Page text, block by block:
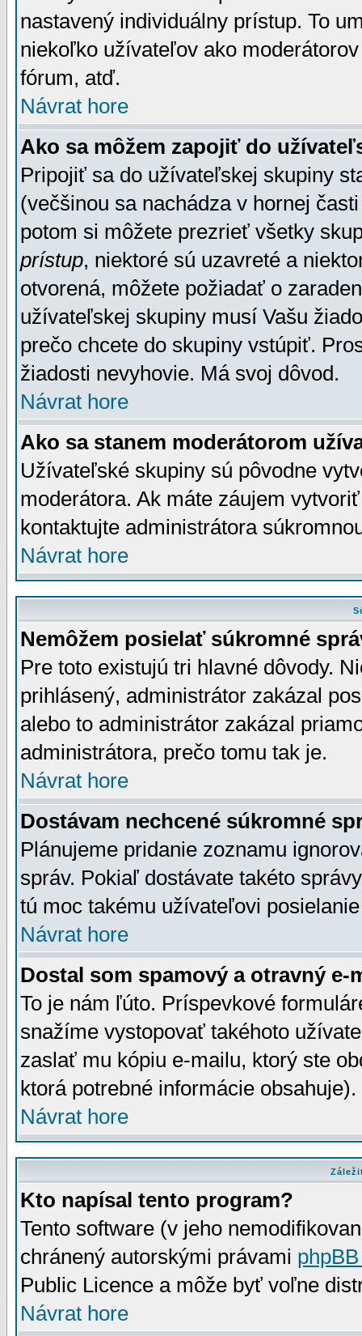
nastavený individuálny prístup. To
niekoľko užívateľov ako
fórum, atď.
Návrat hore
Ako sa môžem zapojiť do
Pripojiť sa do užívateľskej skupiny
(večšinou sa nachádza v hornej
potom si môžete prezrieť všetky
prístup, niektoré sú uzavreté a
otvorená, môžete požiadať o
užívateľskej skupiny musí Vašu
prečo chcete do skupiny vstúpiť.
žiadosti nevyhovie. Má svoj dôvod.
Návrat hore
Ako sa stanem moderátorom
Užívateľské skupiny sú pôvodne
moderátora. Ak máte záujem
kontaktujte administrátora
Návrat hore
Nemôžem posielať súkromné
Pre toto existujú tri hlavné dôvody.
prihlásený, administrátor zakázal
alebo to administrátor zakázal
administrátora, prečo tomu tak je.
Návrat hore
Dostávam nechcené súkromné
Plánujeme pridanie zoznamu
správ. Pokiaľ dostávate takéto
tú moc takému užívateľovi
Návrat hore
Dostal som spamový a otravný e-
To je nám ľúto. Príspevkové
snažíme vystopovať takéhoto
zaslať mu kópiu e-mailu, ktorý ste
ktorá potrebné informácie
Návrat hore
Kto napísal tento program?
Tento software (v jeho
chránený autorskými právami
Public Licence a môže byť voľne
Návrat hore